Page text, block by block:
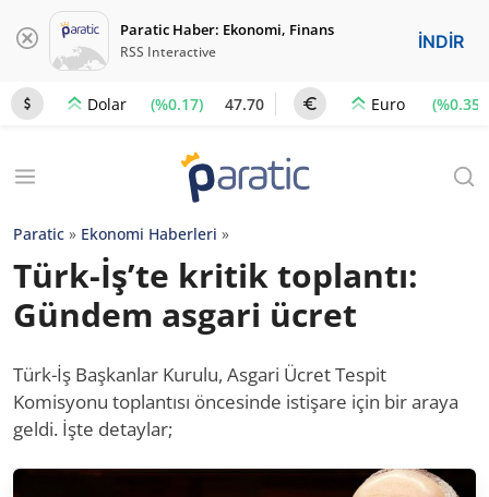
Paratic Haber: Ekonomi, Finans
RSS Interactive İNDİR
Dolar (%0.17) 47.70 Euro (%0.35)
Paratic » Ekonomi Haberleri »
Türk-İş’te kritik toplantı:
Gündem asgari ücret
Türk-İş Başkanlar Kurulu, Asgari Ücret Tespit
Komisyonu toplantısı öncesinde istişare için bir araya
geldi. İşte detaylar;